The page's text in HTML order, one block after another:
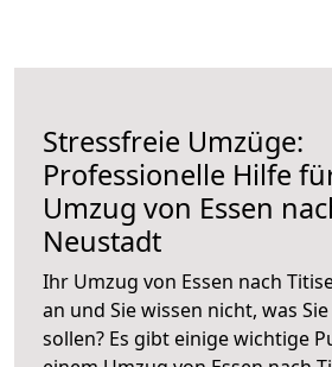
Stressfreie Umzüge:
Professionelle Hilfe
Umzug von Essen
Neustadt
Ihr Umzug von Essen nach
an und Sie wissen nicht, was
sollen? Es gibt einige wichtige